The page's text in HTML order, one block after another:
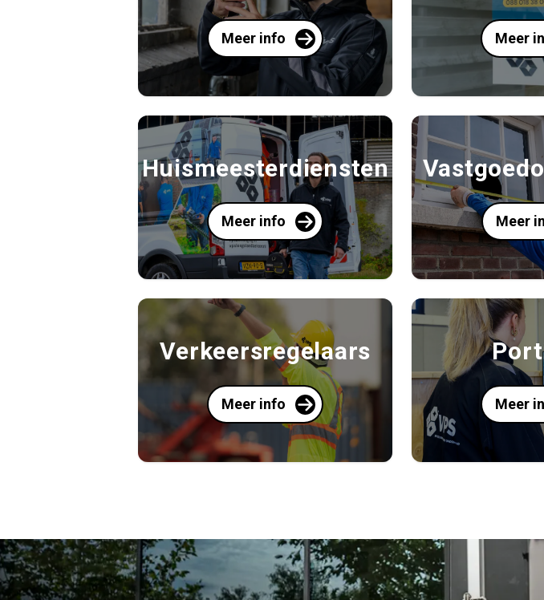
Meer info Meer
Huismeesterdiensten
Meer info Meer
Verkeersregelaars
Meer info Meer